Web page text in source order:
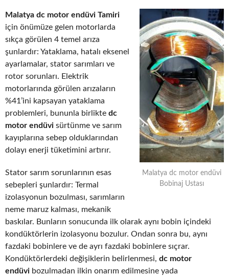
Malatya dc motor endüvi
Bobinaj Ustası
Malatya dc motor endüvi Tamiri
için önümüze gelen motorlarda
sıkça görülen 4 temel arıza
şunlardır: Yataklama, hatalı eksenel
ayarlamalar, stator sarımları ve
rotor sorunları. Elektrik
motorlarında görülen arızaların
%41’ini kapsayan yataklama
problemleri, bununla birlikte dc
motor endüvi sürtünme ve sarım
kayıplarına sebep olduklarından
dolayı enerji tüketimini artırır.
Stator sarım sorunlarının esas
sebepleri şunlardır: Termal
izolasyonun bozulması, sarımların
neme maruz kalması, mekanik
baskılar. Bunların sonucunda ilk olarak aynı bobin içindeki
kondüktörlerin izolasyonu bozulur. Ondan sonra bu, aynı
fazdaki bobinlere ve de ayrı fazdaki bobinlere sıçrar.
Kondüktörlerdeki değişiklerin belirlenmesi, dc motor
endüvi bozulmadan ilkin onarım edilmesine yada